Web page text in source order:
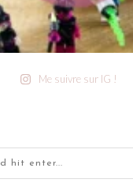
Me suivre sur IG !